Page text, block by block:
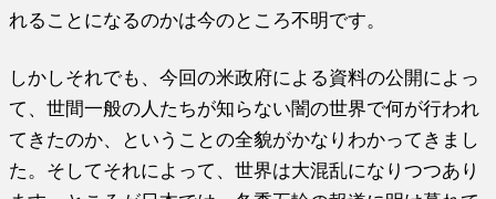
れることになるのかは今のところ不明です。
しかしそれでも、今回の米政府による資料の公開によっ
て、世間一般の人たちが知らない闇の世界で何が行われ
てきたのか、ということの全貌がかなりわかってきまし
た。そしてそれによって、世界は大混乱になりつつあり